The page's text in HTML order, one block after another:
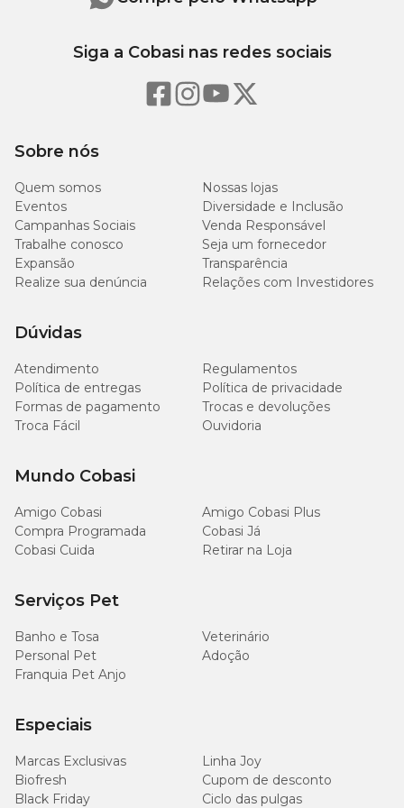
alimentação diária.
Níveis de Garantia
Extrato etéreo (mín.)
70
g/kg
Matéria mineral (máx.)
Cálcio (mín.)
4.000
Cálcio (máx.)
Fósforo (mín.)
Sódio (mín.)
Mananoligossacarídeos (mín.)
Betaglucanos (mín.)
Saccharomyces cerevisiae (mín.)
4 x 108
Sobre nós
Quem somos
Nossas lojas
Eventos
Diversidade e Inclusão
Campanhas Sociais
Venda Responsável
Trabalhe conosco
Seja um fornecedor
Expansão
Transparência
Realize sua denúncia
Relações com Investidores
Dúvidas
Atendimento
Regulamentos
Política de entregas
Política de privacidade
Formas de pagamento
Trocas e devoluções
Troca Fácil
Ouvidoria
Mundo Cobasi
Amigo Cobasi
Amigo Cobasi Plus
Compra Programada
Cobasi Já
Cobasi Cuida
Retirar na Loja
Serviços Pet
Banho e Tosa
Veterinário
Personal Pet
Adoção
Franquia Pet Anjo
Especiais
Marcas Exclusivas
Linha Joy
Biofresh
Cupom de desconto
Black Friday
Ciclo das pulgas
Siga a Cobasi nas redes sociais